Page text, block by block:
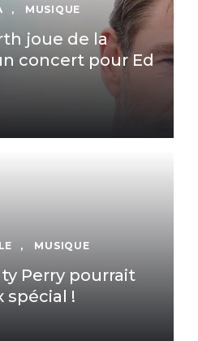
, MUSIQUE
joue de la
concert pour Ed
, MUSIQUE
Perry pourrait
spécial !